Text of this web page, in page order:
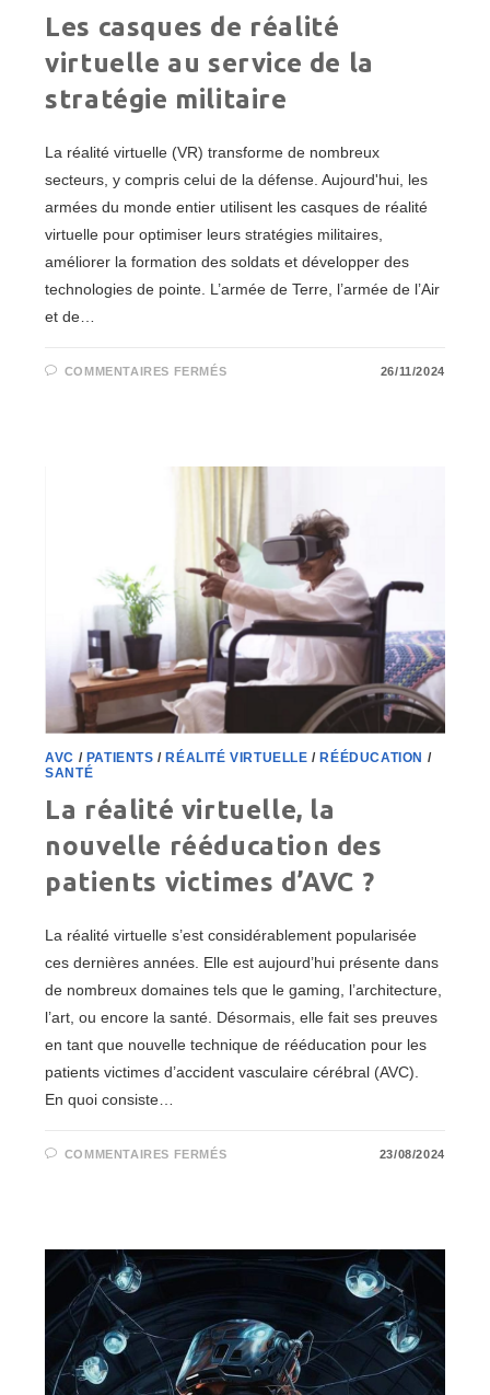
Les casques de réalité
virtuelle au service de la
stratégie militaire
La réalité virtuelle (VR) transforme de nombreux
secteurs, y compris celui de la défense. Aujourd'hui, les
armées du monde entier utilisent les casques de réalité
virtuelle pour optimiser leurs stratégies militaires,
améliorer la formation des soldats et développer des
technologies de pointe. L’armée de Terre, l’armée de l’Air
et de…
COMMENTAIRES FERMÉSSUR
SERVICE
LA
STRATÉGIE
MILITAIRE
26/11/2024
AVC / PATIENTS / RÉALITÉ VIRTUELLE / RÉÉDUCATION /
SANTÉ
La réalité virtuelle, la
nouvelle rééducation des
patients victimes d’AVC ?
La réalité virtuelle s’est considérablement popularisée
ces dernières années. Elle est aujourd’hui présente dans
de nombreux domaines tels que le gaming, l’architecture,
l’art, ou encore la santé. Désormais, elle fait ses preuves
en tant que nouvelle technique de rééducation pour les
patients victimes d’accident vasculaire cérébral (AVC).
En quoi consiste…
COMMENTAIRES FERMÉSSUR
DES
PATIENTS
D’AVC
23/08/2024